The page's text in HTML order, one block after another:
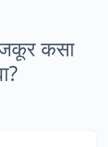
कसा